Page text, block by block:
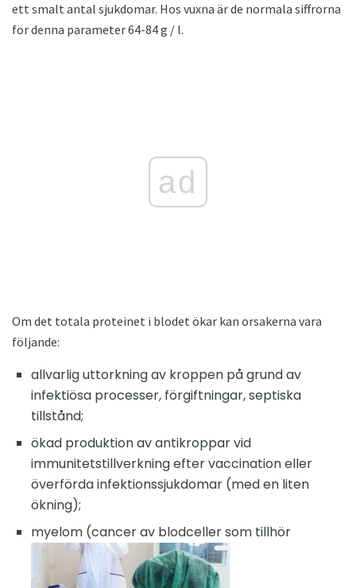
ett smalt antal sjukdomar. Hos vuxna är de normala siffrorna
för denna parameter 64-84 g / l.
ad
Om det totala proteinet i blodet ökar kan orsakerna vara
följande:
allvarlig uttorkning av kroppen på grund av
infektiösa processer, förgiftningar, septiska
tillstånd;
ökad produktion av antikroppar vid
immunitetstillverkning efter vaccination eller
överförda infektionssjukdomar (med en liten
ökning);
myelom (cancer av blodceller som tillhör